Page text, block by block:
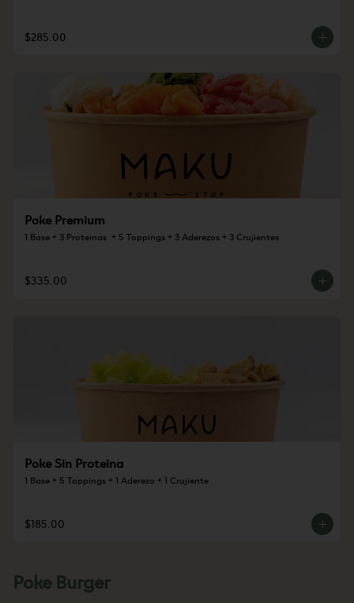
$285.00
Poke Premium
1 Base + 3 Proteinas  + 5 Toppings + 3 Aderezos + 3 Crujientes
$335.00
Poke Sin Proteina
1 Base + 5 Toppings + 1 Aderezo + 1 Crujiente
$185.00
Poke Burger